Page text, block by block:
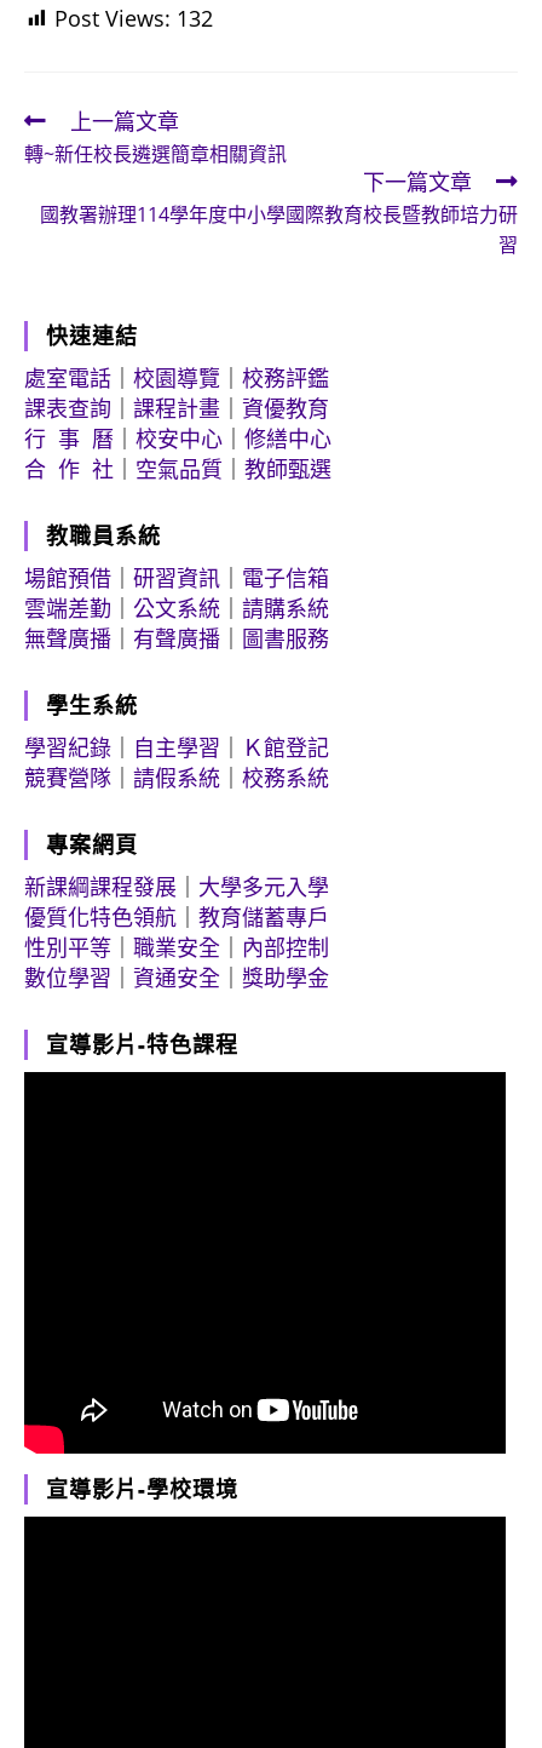
Post Views: 132
Read
more
articles
上一篇文章
轉~新任校長遴選簡章相關資訊
下一篇文章
國教署辦理114學年度中小學國際教育校長暨教師培力研
習
快速連結
處室電話
校園導覽
校務評鑑
課表查詢
課程計畫
資優教育
行 事 曆
校安中心
修繕中心
合 作 社
空氣品質 教師甄選
教職員系統
場館預借
研習資訊
電子信箱
雲端差勤
公文系統
請購系統
無聲廣播
有聲廣播 圖書服務
學生系統
學習紀錄
自主學習
Ｋ館登記
競賽營隊
請假系統 校務系統
專案網頁
新課綱課程發展
大學多元入學
優質化特色領航
教育儲蓄專戶
性別平等
職業安全
內部控制
數位學習
資通安全 獎助學金
宣導影片-特色課程
宣導影片-學校環境